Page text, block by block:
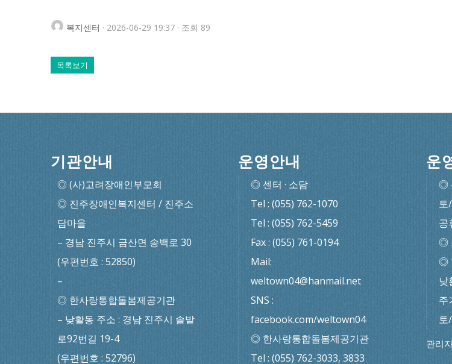
복지센터 · 2026-06-29 19:37 · 조회 89
목록보기
기관안내
◎ (사)고려장애인부모회
◎ 진주장애인복지센터 / 진주소
담마을
– 경남 진주시 금산면 송백로 30
(우편번호 : 52850)
–
◎ 한사랑통합돌봄제공기관
– 낮활동 주소 : 경남 진주시 솔밭
로92번길 19-4
(우편번호 : 52796)
운영안내
◎ 센터 · 소담
Tel : (055) 762-1070
Tel : (055) 762-5459
Fax : (055) 761-0194
Mail:
weltown04@hanmail.net
SNS :
facebook.com/weltown04
◎ 한사랑통합돌봄제공기관
Tel : (055) 762-3033, 3833
운
◎
토
공
◎
◎
낮
주
토
관리